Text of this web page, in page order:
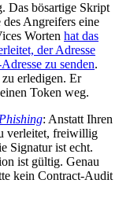
Das bösartige Skript
Angreifers eine
Worten hat das
der Adresse
zu senden.
erledigen. Er
Token weg.
Phishing: Anstatt Ihren
verleitet, freiwillig
Signatur ist echt.
ist gültig. Genau
kein Contract-Audit